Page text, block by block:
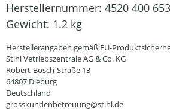
Herstellernummer: 4520 400
Gewicht: 1.2 kg
Herstellerangaben gemäß EU-
Stihl Vetriebszentrale AG & Co. KG
Robert-Bosch-Straße 13
64807 Dieburg
Deutschland
grosskundenbetreuung@stihl.de